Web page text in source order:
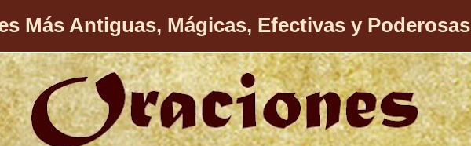
Más Antiguas, Mágicas, Efectivas y Poderosas